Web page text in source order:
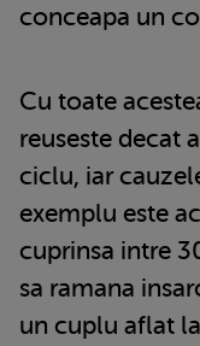
conceapa un
Cu toate
reuseste decat
ciclu, iar
exemplu este
cuprinsa intre
sa ramana
un cuplu aflat